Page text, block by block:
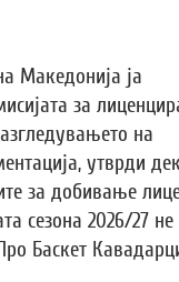
Македонија ја
за
на
утврди
за добивање
сезона 2026/27 не
Баскет